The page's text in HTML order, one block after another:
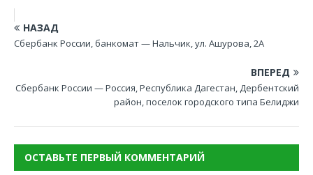
НАЗАД
Сбербанк России, банкомат — Нальчик, ул. Ашурова, 2А
ВПЕРЕД
Сбербанк России — Россия, Республика Дагестан, Дербентский
район, поселок городского типа Белиджи
ОСТАВЬТЕ ПЕРВЫЙ КОММЕНТАРИЙ